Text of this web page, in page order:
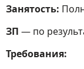
Занятость:
ЗП — по
Требования: